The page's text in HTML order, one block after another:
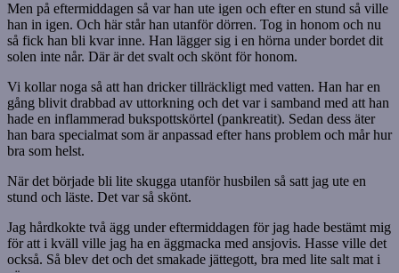
Men på eftermiddagen så var han ute igen och efter en stund så ville
han in igen. Och här står han utanför dörren. Tog in honom och nu
så fick han bli kvar inne. Han lägger sig i en hörna under bordet dit
solen inte når. Där är det svalt och skönt för honom.
Vi kollar noga så att han dricker tillräckligt med vatten. Han har en
gång blivit drabbad av uttorkning och det var i samband med att han
hade en inflammerad bukspottskörtel (pankreatit). Sedan dess äter
han bara specialmat som är anpassad efter hans problem och mår hur
bra som helst.
När det började bli lite skugga utanför husbilen så satt jag ute en
stund och läste. Det var så skönt.
Jag hårdkokte två ägg under eftermiddagen för jag hade bestämt mig
för att i kväll ville jag ha en äggmacka med ansjovis. Hasse ville det
också. Så blev det och det smakade jättegott, bra med lite salt mat i